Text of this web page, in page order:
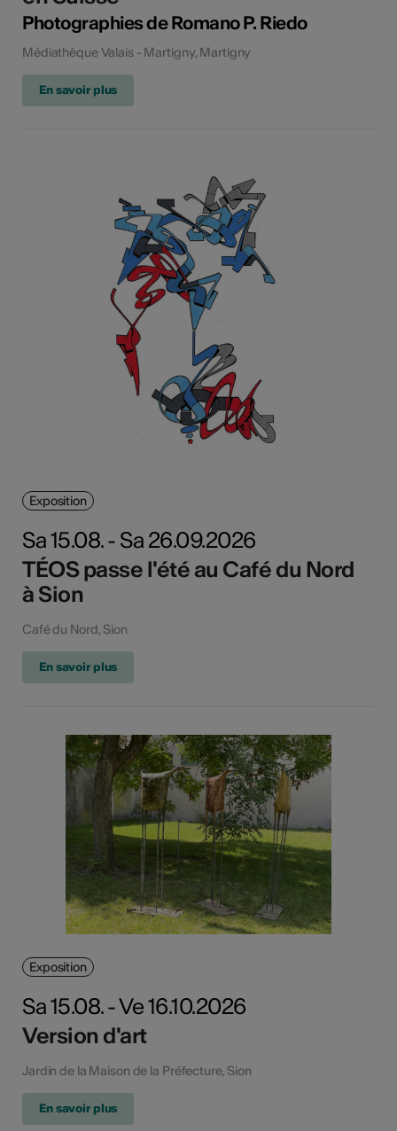
Photographies de Romano P. Riedo
Médiathèque Valais - Martigny, Martigny
En savoir plus
Exposition
Sa 15.08. - Sa 26.09.2026
TÉOS passe l'été au Café du Nord
à Sion
Café du Nord, Sion
En savoir plus
Exposition
Sa 15.08. - Ve 16.10.2026
Version d'art
Jardin de la Maison de la Préfecture, Sion
En savoir plus